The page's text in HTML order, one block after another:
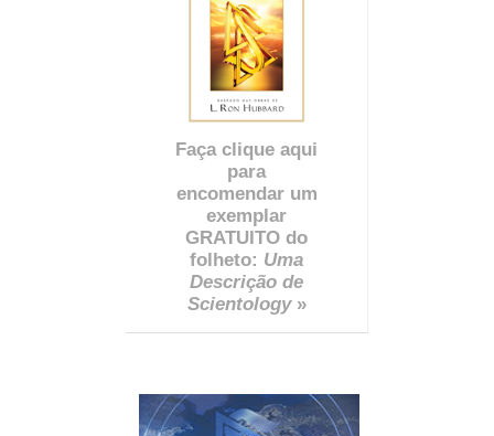
Faça clique aqui
para
encomendar um
exemplar
GRATUITO do
folheto: Uma
Descrição de
Scientology»